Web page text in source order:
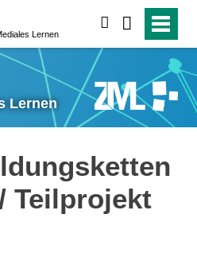
Lernen
Lernen
Teilprojekt